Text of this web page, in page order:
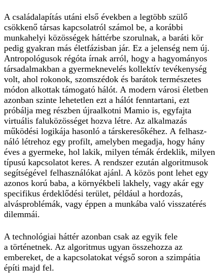
A családalapítás utáni első években a legtöbb szülő
csökkenő társas kapcsolatról számol be, a korábbi
munkahelyi közösségek háttérbe szorulnak, a baráti kör
pedig gyakran más életfázisban jár. Ez a jelenség nem új.
Antropológusok régóta írnak arról, hogy a hagyományos
társadalmakban a gyermeknevelés kollektív tevékenység
volt, ahol rokonok, szomszédok és barátok természetes
módon alkottak támogató hálót. A modern városi életben
azonban szinte lehetetlen ezt a hálót fenntartani, ezt
próbálja meg részben újraalkotni Mamio is, egyfajta
virtuális faluközösséget hozva létre. Az alkalmazás
működési logikája hasonló a társkeresőkéhez. A felhasz­
náló létrehoz egy profilt, amelyben megadja, hogy hány
éves a gyermeke, hol lakik, milyen témák érdeklik, milyen
típusú kapcsolatot keres. A rendszer ezután algoritmusok
segítségével felhasználókat ajánl. A közös pont lehet egy
azonos korú baba, a környékbeli lakhely, vagy akár egy
specifikus érdeklődési terület, például a hordozás,
alvásproblémák, vagy éppen a munkába való visszatérés
dilemmái.
A technológiai háttér azonban csak az egyik fele
a történetnek. Az algoritmus ugyan összehozza az
embereket, de a kapcsolatokat végső soron a szimpátia
építi majd fel.